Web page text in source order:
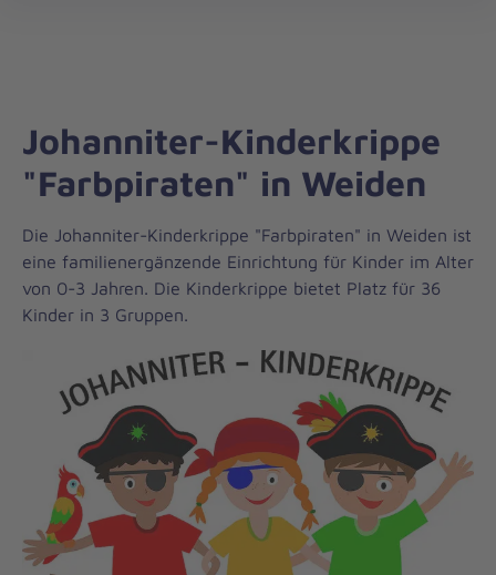
Johanniter-Kinderkrippe
"Farbpiraten" in Weiden
Die Johanniter-Kinderkrippe "Farbpiraten" in Weiden ist
eine familienergänzende Einrichtung für Kinder im Alter
von 0-3 Jahren. Die Kinderkrippe bietet Platz für 36
Kinder in 3 Gruppen.